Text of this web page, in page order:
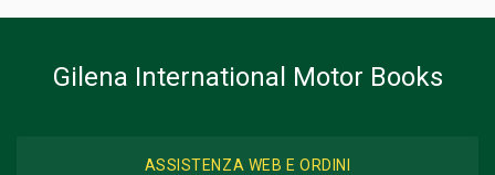
Gilena International Motor Books
ASSISTENZA WEB E ORDINI